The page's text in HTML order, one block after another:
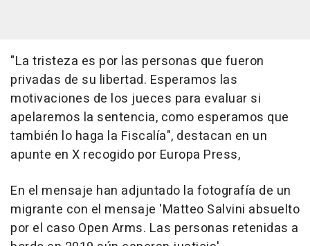
"La tristeza es por las personas que fueron
privadas de su libertad. Esperamos las
motivaciones de los jueces para evaluar si
apelaremos la sentencia, como esperamos que
también lo haga la Fiscalía", destacan en un
apunte en X recogido por Europa Press,
En el mensaje han adjuntado la fotografía de un
migrante con el mensaje 'Matteo Salvini absuelto
por el caso Open Arms. Las personas retenidas a